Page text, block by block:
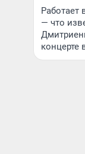
Работает
— что
концерте